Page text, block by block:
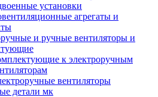
установки
агрегаты и
и ручные вентиляторы и
к электроручным
вентиляторы
детали мк